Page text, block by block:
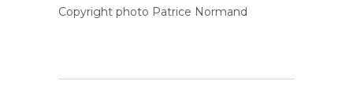
Copyright photo Patrice Normand